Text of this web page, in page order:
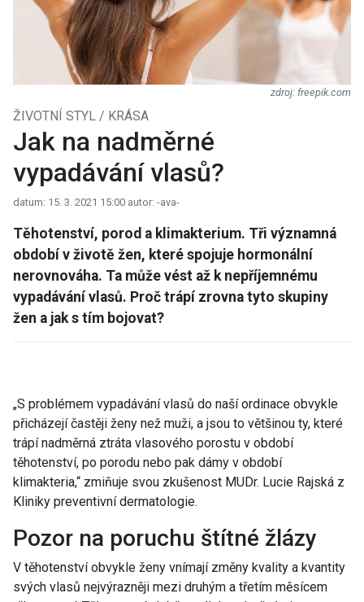
freepik.com
ŽIVOTNÍ STYL / KRÁSA
Jak na nadměrné
vypadávání vlasů?
datum: 15. 3. 2021 15:00 autor: -ava-
Těhotenství, porod a klimakterium. Tři významná
období v životě žen, které spojuje hormonální
nerovnováha. Ta může vést až k nepříjemnému
vypadávání vlasů. Proč trápí zrovna tyto skupiny
žen a jak s tím bojovat?
„S problémem vypadávání vlasů do naší ordinace obvykle
přicházejí častěji ženy než muži, a jsou to většinou ty, které
trápí nadměrná ztráta vlasového porostu v období
těhotenství, po porodu nebo pak dámy v období
klimakteria,“ zmiňuje svou zkušenost MUDr. Lucie Rajská z
Kliniky preventivní dermatologie.
Pozor na poruchu štítné žlázy
V těhotenství obvykle ženy vnímají změny kvality a kvantity
svých vlasů nejvýrazněji mezi druhým a třetím měsícem